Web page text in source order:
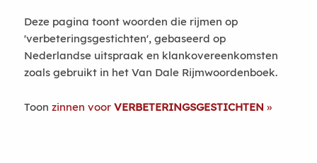
Deze pagina toont woorden die rijmen op
'verbeteringsgestichten', gebaseerd op
Nederlandse uitspraak en klankovereenkomsten
zoals gebruikt in het Van Dale Rijmwoordenboek.
Toon zinnen voor VERBETERINGSGESTICHTEN